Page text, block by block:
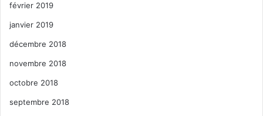
février 2019
janvier 2019
décembre 2018
novembre 2018
octobre 2018
septembre 2018